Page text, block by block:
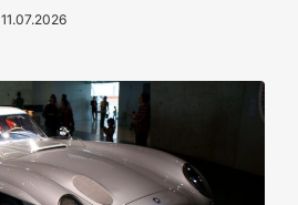
11.07.2026